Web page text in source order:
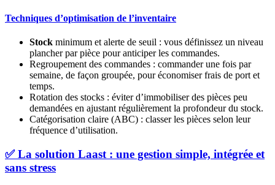
Techniques d’optimisation de l’inventaire
Stock minimum et alerte de seuil : vous définissez un niveau
plancher par pièce pour anticiper les commandes.
Regroupement des commandes : commander une fois par
semaine, de façon groupée, pour économiser frais de port et
temps.
Rotation des stocks : éviter d’immobiliser des pièces peu
demandées en ajustant régulièrement la profondeur du stock.
Catégorisation claire (ABC) : classer les pièces selon leur
fréquence d’utilisation.
✅ La solution Laast : une gestion simple, intégrée et
sans stress